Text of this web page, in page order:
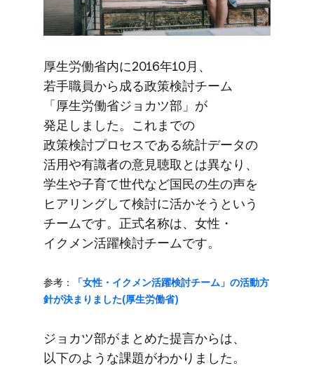
厚生労働省内に​2016年10月、​
若手職員から​成る​政策検討チーム​
「厚生労働省ジョカツ部」が​
発足しました。​これまでの​
政策検討プロセスである​統計データの​
活用や​有識者の​意見聴取とは​異なり、​
学生や​子育て​世代など​国民の​生の​声を​
ヒアリングして​検討に​活かそうと​いう​
チームです。​正式名称は、​女性・
イクメン活躍検討チームです。
参考：
​「女性・イクメン活躍検討チーム」の​活動方​
針が​決まりました​(厚生労働省)
ジョカツ部が​まとめた​提言からは、​
以下のような​課題が​わかりました。